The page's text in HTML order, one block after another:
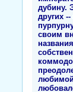
дубину.
других
своим
любимой